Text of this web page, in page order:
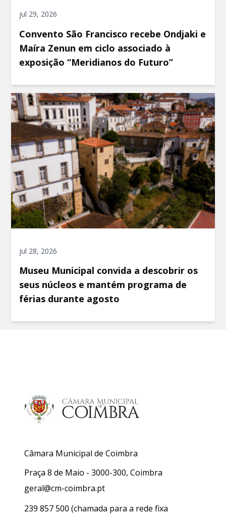
jul 29, 2026
Convento São Francisco recebe Ondjaki e
Maíra Zenun em ciclo associado à
exposição “Meridianos do Futuro”
jul 28, 2026
Museu Municipal convida a descobrir os
seus núcleos e mantém programa de
férias durante agosto
Câmara Municipal de Coimbra
Praça 8 de Maio - 3000-300, Coimbra
geral@cm-coimbra.pt
239 857 500 (chamada para a rede fixa